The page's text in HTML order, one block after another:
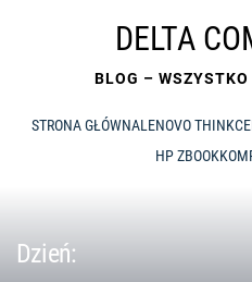
DELTA
BLOG – WSZYSTKO
STRONA GŁÓWNALENOVO
HP ZBOOK
Dzień: